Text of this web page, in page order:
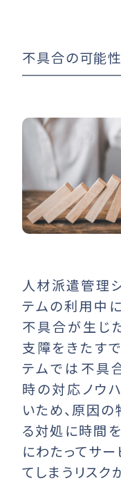
不具合の可能
人材派遣管理
テムの利用中
不具合が生じ
支障をきたす
テムでは不具
時の対応ノウ
いため、原因
る対処に時間
にわたってサ
てしまうリスク